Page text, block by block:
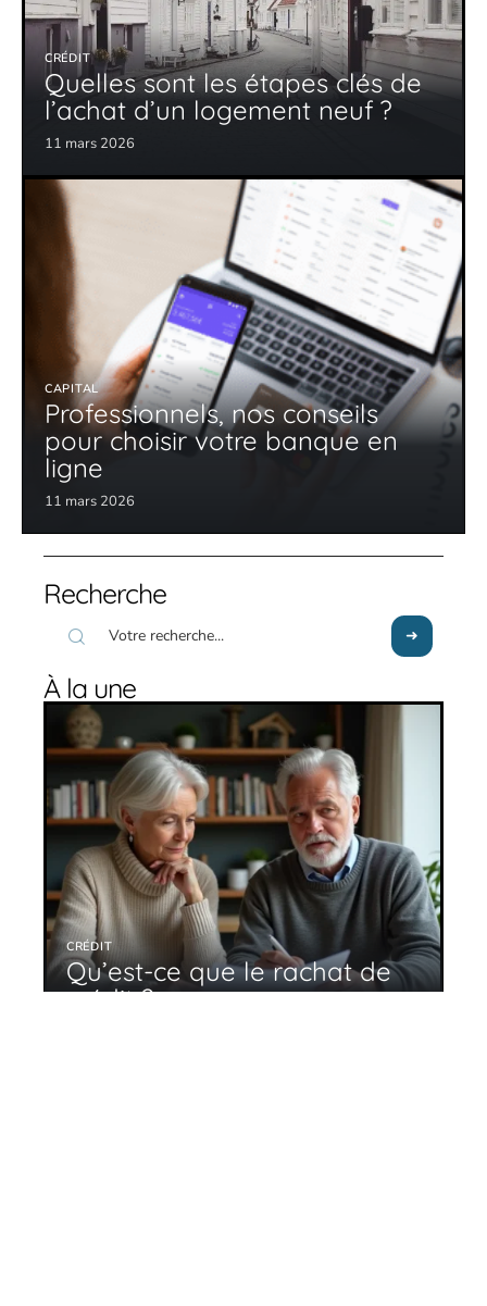
CRÉDIT
Quelles sont les étapes clés de
l’achat d’un logement neuf ?
11 mars 2026
CAPITAL
Professionnels, nos conseils
pour choisir votre banque en
ligne
11 mars 2026
Recherche
À la une
CRÉDIT
Qu’est-ce que le rachat de
crédit ?